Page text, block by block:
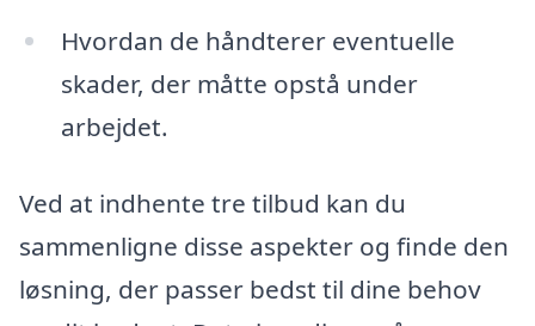
Hvordan de håndterer eventuelle
skader, der måtte opstå under
arbejdet.
Ved at indhente tre tilbud kan du
sammenligne disse aspekter og finde den
løsning, der passer bedst til dine behov